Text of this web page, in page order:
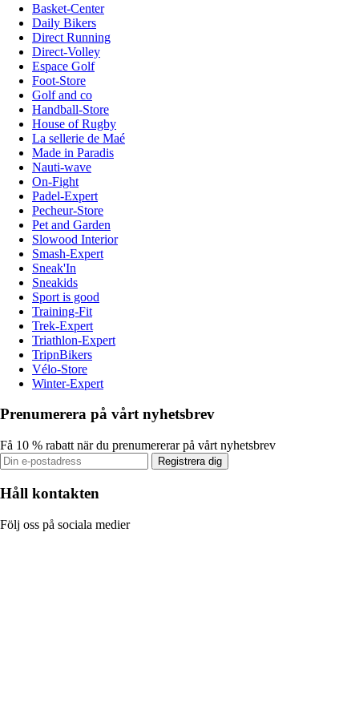
Basket-Center
Daily Bikers
Direct Running
Direct-Volley
Espace Golf
Foot-Store
Golf and co
Handball-Store
House of Rugby
La sellerie de Maé
Made in Paradis
Nauti-wave
On-Fight
Padel-Expert
Pecheur-Store
Pet and Garden
Slowood Interior
Smash-Expert
Sneak'In
Sneakids
Sport is good
Training-Fit
Trek-Expert
Triathlon-Expert
TripnBikers
Vélo-Store
Winter-Expert
Prenumerera på vårt nyhetsbrev
Få 10 % rabatt när du prenumererar på vårt nyhetsbrev
Registrera dig
Håll kontakten
Följ oss på sociala medier